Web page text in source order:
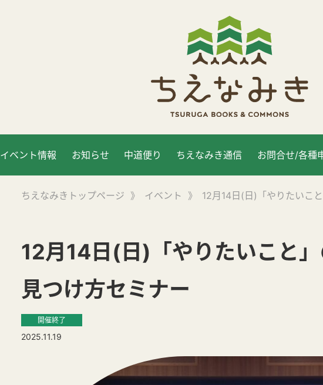
イベント情報 お知らせ 中道便り ちえなみき通信 お問合せ/各種
ちえなみきトップページ 》 イベント 》 12月14日(日)「やりたいこ
12月14日(日)「やりたいこと
見つけ方セミナー
開催終了
2025.11.19